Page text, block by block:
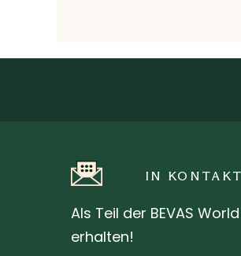
IN
Als Teil der BEVAS
erhalten!